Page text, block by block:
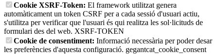
Cookie XSRF-Token: El framework utilitzat genera
automàticament un token CSRF per a cada sessió d'usuari actiu,
s'utilitza per verificar que l'usuari és qui realitza les sol·licituds de
formulari des del web. XSRF-TOKEN
Cookie de consentiment: Informació necessària per poder desar
les preferències d'aquesta configuració. gegantcat_cookie_consent